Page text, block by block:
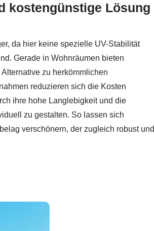
kostengünstige Lösung
da hier keine spezielle UV-Stabilität
Gerade in Wohnräumen bieten
zu herkömmlichen
reduzieren sich die Kosten
ihre hohe Langlebigkeit und die
zu gestalten. So lassen sich
verschönern, der zugleich robust und